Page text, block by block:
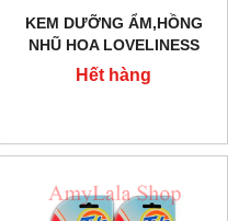
KEM DƯỠNG ẨM,HỒNG
NHŨ HOA LOVELINESS
PINK BREAST NIPPLES -
0933555070 - 0902966670
Hết hàng